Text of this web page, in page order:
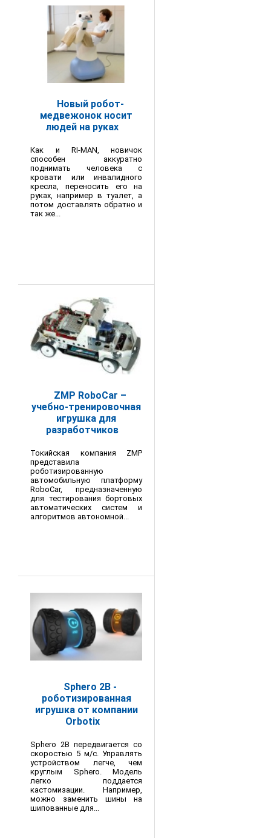
Новый робот-
медвежонок носит
людей на руках
Как и RI-MAN, новичок
способен аккуратно
поднимать человека с
кровати или инвалидного
кресла, переносить его на
руках, например в туалет, а
потом доставлять обратно и
так же...
ZMP RoboCar –
учебно-тренировочная
игрушка для
разработчиков
Токийская компания ZMP
представила
роботизированную
автомобильную платформу
RoboCar, предназначенную
для тестирования бортовых
автоматических систем и
алгоритмов автономной...
Sphero 2B -
роботизированная
игрушка от компании
Orbotix
Sphero 2B передвигается со
скоростью 5 м/с. Управлять
устройством легче, чем
круглым Sphero. Модель
легко поддается
кастомизации. Например,
можно заменить шины на
шипованные для...